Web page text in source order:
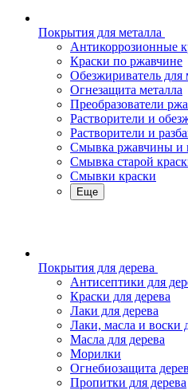
Покрытия для металла
Антикоррозионные
Краски по ржавчине
Обезжириватель для
Огнезащита металла
Преобразователи
Растворители и
Растворители и
Смывка ржавчины и
Смывка старой
Смывки краски
Еще
Покрытия для дерева
Антисептики для
Краски для дерева
Лаки для дерева
Лаки, масла и воски
Масла для дерева
Морилки
Огнебиозащита
Пропитки для дерева